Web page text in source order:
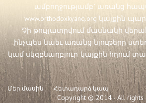
ամբողջությամբ` առանց
www.orthodoxkyanq.org կայքին
Չի թույլատրվում մասնակի
ինչպես նաեւ առանց նյութերը
կամ սկզբնաղբյուր-կայքին հղում
Մեր մասին Հետադարձ կապ
Copyright © 2014 - All rights